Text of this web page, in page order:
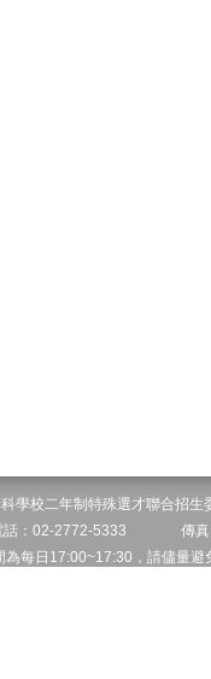
科學校二年制特殊選才聯合
話：02-2772-5333 傳
為每日17:00~17:30，請儘量